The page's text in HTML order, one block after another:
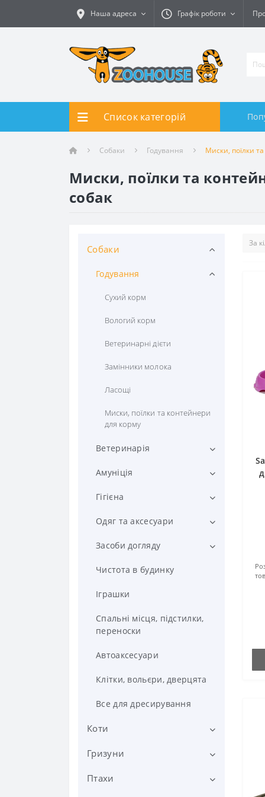
Наша адреса Графік роботи
Список категорій
Собаки Годування Миски, поїлки
Миски, поїлки та
собак
Собаки
Годування
Сухий корм
Вологий корм
Ветеринарні дієти
Замінники молока
Ласощі
Миски, поїлки та контейнери
для корму
Ветеринарія
Вітаміни та добавки
Препарати від паразитів
Засоби для лікування шерсті
та шкіри
Засоби для догляду за вухами
Амуніція
Рулетки та повідці для собак
Нашийники, адресники
Шлейки
Намордники
Гігієна
Підгузки та пелюшки
Пакети та диспенсери
Туалети
Одяг та аксесуари
Одяг
Взуття
Прикраси
Засоби догляду
Шампуні та кондиціонери
Догляд за пащею
Щітки та гребінці
Кігтерізки
Засоби та інструменти для
Чистота в будинку
Іграшки
Спальні місця, підстилки,
переноски
Автоаксесуари
Клітки, вольєри, дверцята
Все для дресирування
Коти
Годування
Сухий корм
Ветеринарія
Гризуни
Корм для гризунів
Птахи